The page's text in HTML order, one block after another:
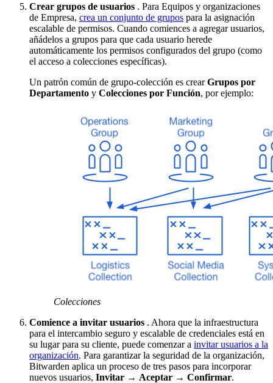
Crear grupos de usuarios . Para Equipos y organizaciones
de Empresa, crea un conjunto de grupos para la asignación
escalable de permisos. Cuando comiences a agregar usuarios,
añádelos a grupos para que cada usuario herede
automáticamente los permisos configurados del grupo (como
el acceso a colecciones específicas).
Un patrón común de grupo-colección es crearGrupos por
Departamento y Colecciones por Función, por ejemplo:
Colecciones
Comience a invitar usuarios . Ahora que la infraestructura
para el intercambio seguro y escalable de credenciales está en
su lugar para su cliente, puede comenzar a invitar usuarios a la
organización. Para garantizar la seguridad de la organización,
Bitwarden aplica un proceso de tres pasos para incorporar
nuevos usuarios, Invitar → Aceptar → Confirmar.